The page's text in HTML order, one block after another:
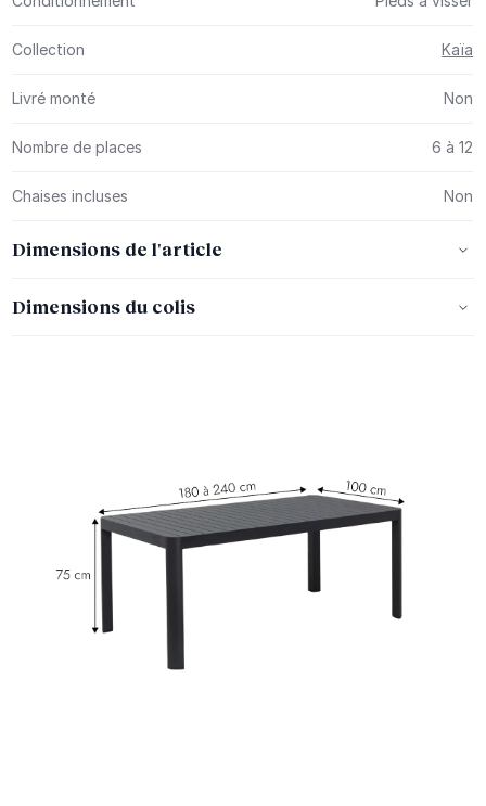
Collection Kaïa
Livré monté Non
Nombre de places 6 à 12
Chaises incluses Non
Dimensions de l'article
Dimensions du colis